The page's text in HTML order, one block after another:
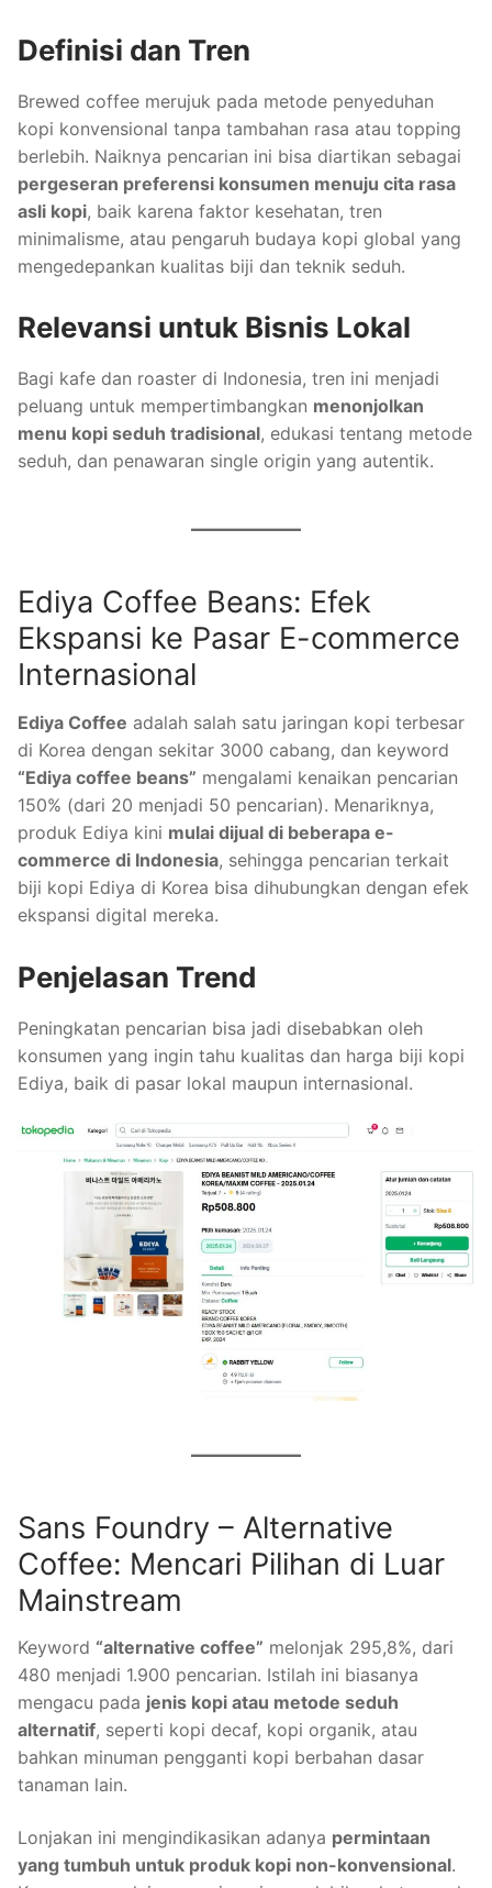
Definisi dan Tren
Brewed coffee merujuk pada metode penyeduhan
kopi konvensional tanpa tambahan rasa atau topping
berlebih. Naiknya pencarian ini bisa diartikan sebagai
pergeseran preferensi konsumen menuju cita rasa
asli kopi, baik karena faktor kesehatan, tren
minimalisme, atau pengaruh budaya kopi global yang
mengedepankan kualitas biji dan teknik seduh.
Relevansi untuk Bisnis Lokal
Bagi kafe dan roaster di Indonesia, tren ini menjadi
peluang untuk mempertimbangkan menonjolkan
menu kopi seduh tradisional, edukasi tentang metode
seduh, dan penawaran single origin yang autentik.
Ediya Coffee Beans: Efek
Ekspansi ke Pasar E-commerce
Internasional
Ediya Coffee adalah salah satu jaringan kopi terbesar
di Korea dengan sekitar 3000 cabang, dan keyword
“Ediya coffee beans” mengalami kenaikan pencarian
150% (dari 20 menjadi 50 pencarian). Menariknya,
produk Ediya kini mulai dijual di beberapa e-
commerce di Indonesia, sehingga pencarian terkait
biji kopi Ediya di Korea bisa dihubungkan dengan efek
ekspansi digital mereka.
Penjelasan Trend
Peningkatan pencarian bisa jadi disebabkan oleh
konsumen yang ingin tahu kualitas dan harga biji kopi
Ediya, baik di pasar lokal maupun internasional.
Sans Foundry – Alternative
Coffee: Mencari Pilihan di Luar
Mainstream
Keyword “alternative coffee” melonjak 295,8%, dari
480 menjadi 1.900 pencarian. Istilah ini biasanya
mengacu pada jenis kopi atau metode seduh
alternatif, seperti kopi decaf, kopi organik, atau
bahkan minuman pengganti kopi berbahan dasar
tanaman lain.
Lonjakan ini mengindikasikan adanya permintaan
yang tumbuh untuk produk kopi non-konvensional.